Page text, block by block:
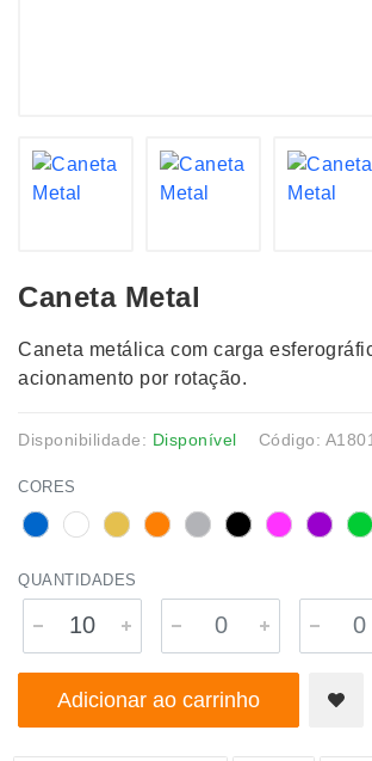
Caneta Metal
Caneta metálica com carga
acionamento por rotação.
Disponibilidade: Disponível Código: A1801
CORES
QUANTIDADES
Adicionar ao carrinho